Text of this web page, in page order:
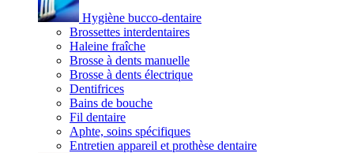
Hygiène bucco-dentaire
Brossettes interdentaires
Haleine fraîche
Brosse à dents manuelle
Brosse à dents électrique
Dentifrices
Bains de bouche
Fil dentaire
Aphte, soins spécifiques
Entretien appareil et prothèse dentaire